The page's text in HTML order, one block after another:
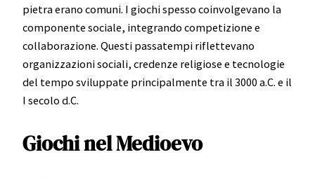
pietra erano comuni. I giochi spesso coinvolgevano la
componente sociale, integrando competizione e
collaborazione. Questi passatempi riflettevano
organizzazioni sociali, credenze religiose e tecnologie
del tempo sviluppate principalmente tra il 3000 a.C. e il
I secolo d.C.
Giochi nel Medioevo